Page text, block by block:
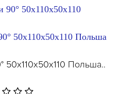
50х110х50х110 Польша
50х110х50х110 Польша..